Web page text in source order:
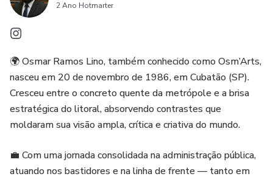
2 Ano Hotmarter
🌍 Osmar Ramos Lino, também conhecido como Osm’Arts,
nasceu em 20 de novembro de 1986, em Cubatão (SP).
Cresceu entre o concreto quente da metrópole e a brisa
estratégica do litoral, absorvendo contrastes que
moldaram sua visão ampla, crítica e criativa do mundo.
💼 Com uma jornada consolidada na administração pública,
atuando nos bastidores e na linha de frente — tanto em